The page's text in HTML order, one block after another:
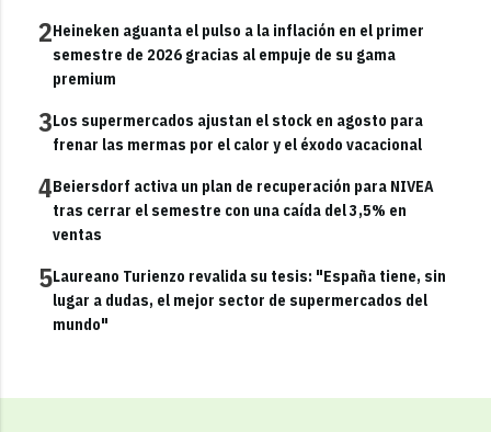
2Heineken aguanta el pulso a la inflación en el primer
semestre de 2026 gracias al empuje de su gama
premium
3Los supermercados ajustan el stock en agosto para
frenar las mermas por el calor y el éxodo vacacional
4Beiersdorf activa un plan de recuperación para NIVEA
tras cerrar el semestre con una caída del 3,5% en
ventas
5Laureano Turienzo revalida su tesis: "España tiene, sin
lugar a dudas, el mejor sector de supermercados del
mundo"